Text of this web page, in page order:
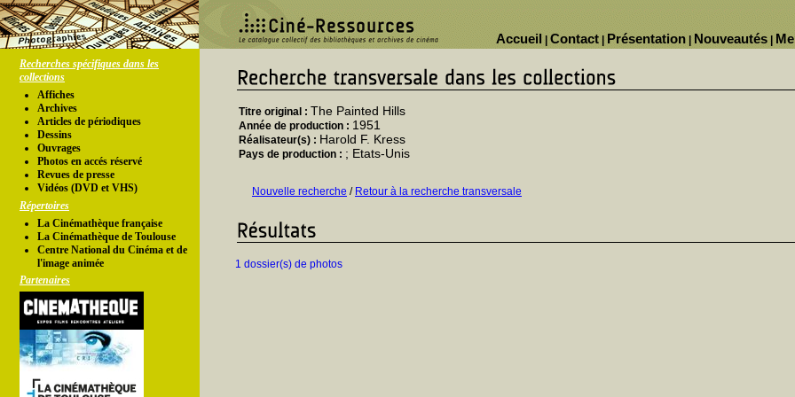
Nouveautés
Présentation
Contact
Accueil
Recherches spécifiques dans les
collections
Affiches
Archives
Articles de périodiques
Dessins
Ouvrages
Photos en accés réservé
Revues de presse
Vidéos (DVD et VHS)
Répertoires
La Cinémathèque française
La Cinémathèque de Toulouse
Centre National du Cinéma et de
l'image animée
Partenaires
Titre original : The Painted Hills
Année de production : 1951
Réalisateur(s) : Harold F. Kress
Pays de production : ; Etats-Unis
Nouvelle recherche / Retour à la recherche transversale
1 dossier(s) de photos